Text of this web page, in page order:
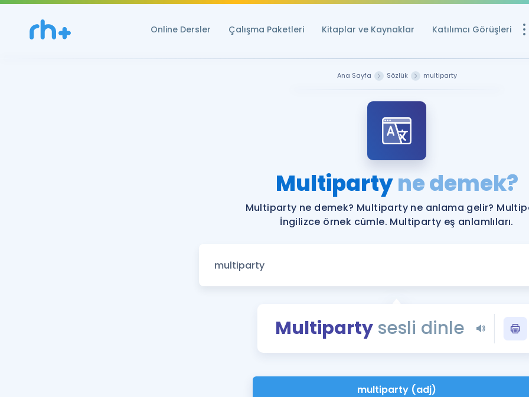
Online Dersler Çalışma Paketleri Kitaplar ve Kaynaklar Katılımcı Görüşleri
YDS ve YÖKDİL
YDS ve YÖKDİL'e
Tüm ÖSYM
YDS - YÖKDİL
İngilizce
Ana Sayfa Sözlük multiparty
Multipartyne demek?
Multiparty ne demek? Multiparty ne anlama gelir?
İngilizce örnek cümle. Multiparty eş anlamlıları.
Multipartysesli dinle
multiparty (adj)